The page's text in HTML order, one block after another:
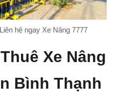
hệ ngay Xe Nâng 7777
Xe Nâng
Bình Thạnh